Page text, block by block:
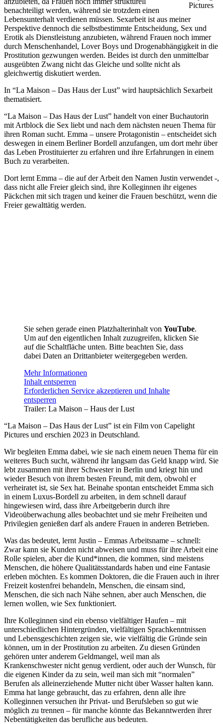
Pictures
benachteiligt werden, während sie trotzdem einen
Lebensunterhalt verdienen müssen. Sexarbeit ist aus meiner
Perspektive dennoch die selbstbestimmte Entscheidung, Sex und
Erotik als Dienstleistung anzubieten, während Frauen noch immer
durch Menschenhandel, Lover Boys und Drogenabhängigkeit in die
Prostitution gezwungen werden. Beides ist durch den unmittelbar
ausgeübten Zwang nicht das Gleiche und sollte nicht als
gleichwertig diskutiert werden.
In “La Maison – Das Haus der Lust” wird hauptsächlich Sexarbeit
thematisiert.
“La Maison – Das Haus der Lust” handelt von einer Buchautorin
mit Artblock die Sex liebt und nach dem nächsten neuen Thema für
ihren Roman sucht. Emma – unsere Protagonistin – entscheidet sich
deswegen in einem Berliner Bordell anzufangen, um dort mehr über
das Leben Prostituierter zu erfahren und ihre Erfahrungen in einem
Buch zu verarbeiten.
Dort lernt Emma – die auf der Arbeit den Namen Justin verwendet -,
dass nicht alle Freier gleich sind, ihre Kolleginnen ihr eigenes
Päckchen mit sich tragen und keiner die Frauen beschützt, wenn die
Freier gewalttätig werden.
Sie sehen gerade einen Platzhalterinhalt von YouTube.
Um auf den eigentlichen Inhalt zuzugreifen, klicken Sie
auf die Schaltfläche unten. Bitte beachten Sie, dass
dabei Daten an Drittanbieter weitergegeben werden.
Mehr Informationen
Inhalt entsperren
Erforderlichen Service akzeptieren und Inhalte
entsperren
Trailer: La Maison – Haus der Lust
“La Maison – Das Haus der Lust” ist ein Film von Capelight
Pictures und erschien 2023 in Deutschland.
Wir begleiten Emma dabei, wie sie nach einem neuen Thema für ein
weiteres Buch sucht, während ihr langsam das Geld knapp wird. Sie
lebt zusammen mit ihrer Schwester in Berlin und kriegt hin und
wieder Besuch von ihrem besten Freund, mit dem, obwohl er
verheiratet ist, sie Sex hat. Beinahe spontan entscheidet Emma sich
in einem Luxus-Bordell zu arbeiten, in dem schnell darauf
hingewiesen wird, dass ihre Arbeitgeberin durch ihre
Videoüberwachung alles beobachtet und sie mehr Freiheiten und
Privilegien genießen darf als andere Frauen in anderen Betrieben.
Was das bedeutet, lernt Justin – Emmas Arbeitsname – schnell:
Zwar kann sie Kunden nicht abweisen und muss für ihre Arbeit eine
Rolle spielen, aber die Kund*innen, die kommen, sind meistens
Menschen, die höhere Qualitätsstandards haben und eine Fantasie
erleben möchten. Es kommen Doktoren, die die Frauen auch in ihrer
Freizeit kostenfrei behandeln, Menschen, die einsam sind,
Menschen, die sich nach Nähe sehnen, aber auch Menschen, die
lernen wollen, wie Sex funktioniert.
Ihre Kolleginnen sind ein ebenso vielfältiger Haufen – mit
unterschiedlichen Hintergründen, vielfältigen Sprachkenntnissen
und Lebensgeschichten zeigen sie, wie vielfältig die Gründe sein
können, um in der Prostitution zu arbeiten. Zu diesen Gründen
gehören unter anderem Geldmangel, weil man als
Krankenschwester nicht genug verdient, oder auch der Wunsch, für
die eigenen Kinder da zu sein, weil man sich mit “normalen”
Berufen als alleinerziehende Mutter nicht über Wasser halten kann.
Emma hat lange gebraucht, das zu erfahren, denn alle ihre
Kolleginnen versuchen ihr Privat- und Berufsleben so gut wie
möglich zu trennen – für manche könnte das Bekanntwerden ihrer
Nebentätigkeiten das berufliche aus bedeuten.